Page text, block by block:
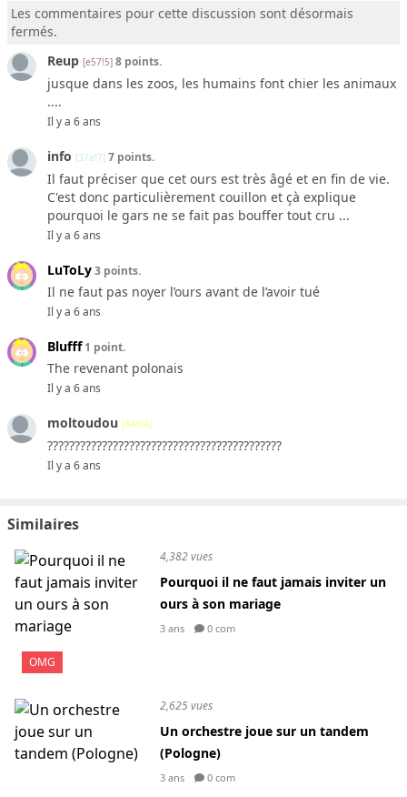
Les commentaires pour cette discussion sont désormais
fermés.
Reup [e57!5] 8 points.
jusque dans les zoos, les humains font chier les animaux
....
Il y a 6 ans
info [37a!7] 7 points.
Il faut préciser que cet ours est très âgé et en fin de vie.
C'est donc particulièrement couillon et çà explique
pourquoi le gars ne se fait pas bouffer tout cru ...
Il y a 6 ans
LuToLy3 points.
Il ne faut pas noyer l’ours avant de l’avoir tué
Il y a 6 ans
Blufff1 point.
The revenant polonais
Il y a 6 ans
moltoudou [44b!4]
???????????????????????????????????????????
Il y a 6 ans
Similaires
OMG
4,382 vues
Pourquoi il ne faut jamais inviter un
ours à son mariage
3 ans 0 com
2,625 vues
Un orchestre joue sur un tandem
(Pologne)
3 ans 0 com